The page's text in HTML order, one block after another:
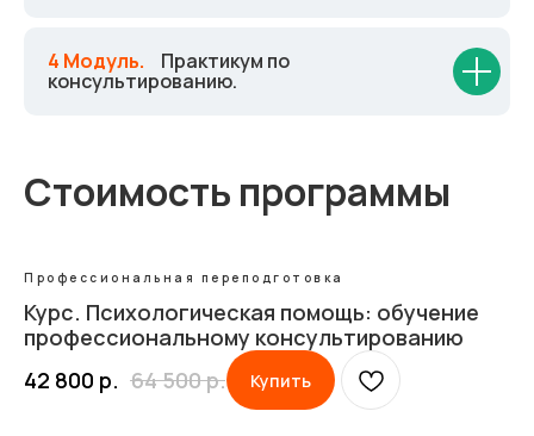
4 Модуль. Практикум по
консультированию.
Стоимость программы
Профессиональная переподготовка
Курс. Психологическая помощь: обучение
профессиональному консультированию
42 800 р. 64 500р. Купить